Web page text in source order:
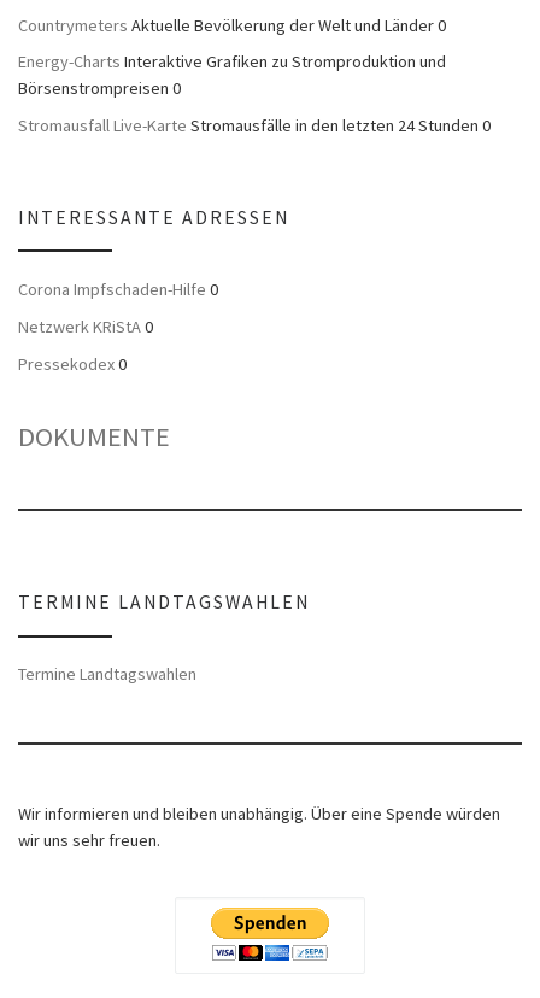
Countrymeters Aktuelle Bevölkerung der Welt und Länder 0
Energy-Charts Interaktive Grafiken zu Stromproduktion und
Börsenstrompreisen 0
Stromausfall Live-Karte Stromausfälle in den letzten 24 Stunden 0
INTERESSANTE ADRESSEN
Corona Impfschaden-Hilfe 0
Netzwerk KRiStA0
Pressekodex0
DOKUMENTE
TERMINE LANDTAGSWAHLEN
Termine Landtagswahlen
Wir informieren und bleiben unabhängig. Über eine Spende würden
wir uns sehr freuen.